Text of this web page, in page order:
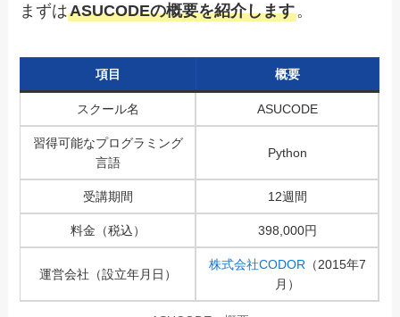
まずはASUCODEの概要を紹介します。
項目 概要
スクール名 ASUCODE
習得可能なプログラミング
言語
Python
受講期間 12週間
料金（税込） 398,000円
運営会社（設立年月日）
株式会社CODOR （2015年7
月）